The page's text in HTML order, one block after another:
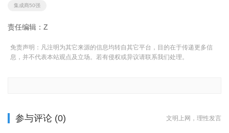
集成商50强
责任编辑：Z
免责声明：凡注明为其它来源的信息均转自其它平台，目的在于传递更多信
息，并不代表本站观点及立场。若有侵权或异议请联系我们处理。
参与评论 (0) 文明上网，理性发言